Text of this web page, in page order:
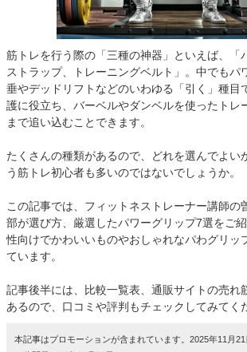
筋トレを行う際の「三種の神器」といえば、「
ストラップ、トレーニングベルト」。中でもパ
垂やデッドリフトなどのいわゆる「引く」種目
護に役立ち、バーベルやダンベルを使ったトレ
まで追い込むことできます。
たくさんの種類があるので、どれを選んでよい
う筋トレ初心者も多いのではないでしょうか。
この記事では、フィットネストレーナー講師の
部が選び方、厳選したパワーグリップ7選をご
性向けでかわいいものやおしゃれなパわグリッ
ています。
記事後半には、比較一覧表、通販サイトの売れ
あるので、口コミや評判もチェックしてみてく
本記事はプロモーションが含まれています。2025年11月